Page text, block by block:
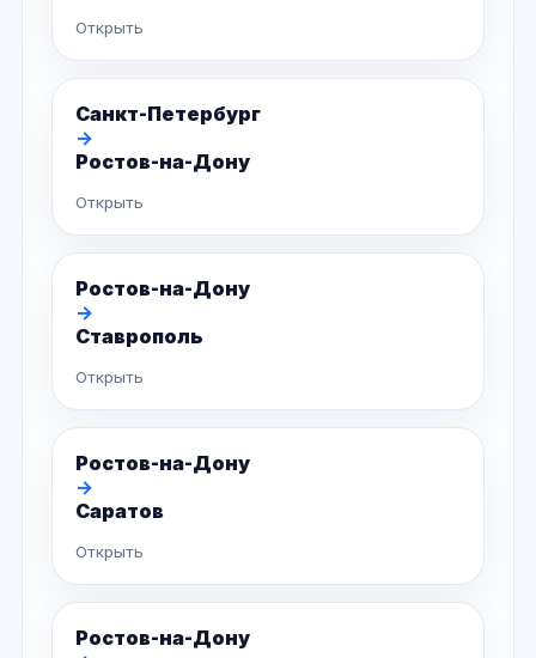
Открыть
Санкт-Петербург
→
Ростов-на-Дону
Открыть
Ростов-на-Дону
→
Ставрополь
Открыть
Ростов-на-Дону
→
Саратов
Открыть
Ростов-на-Дону